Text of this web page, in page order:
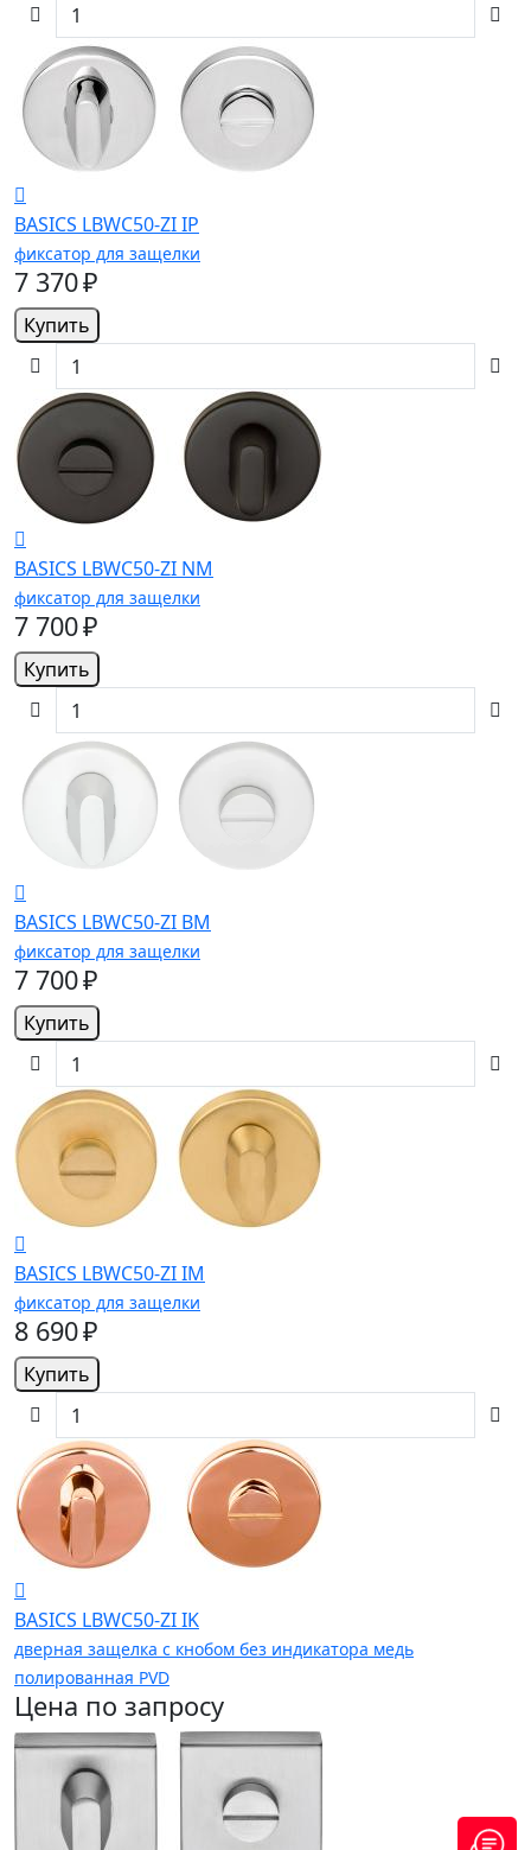
BASICS LBWC50-ZI IP
фиксатор для защелки
7 370 ₽
Купить
BASICS LBWC50-ZI NM
фиксатор для защелки
7 700 ₽
Купить
BASICS LBWC50-ZI BM
фиксатор для защелки
7 700 ₽
Купить
BASICS LBWC50-ZI IM
фиксатор для защелки
8 690 ₽
Купить
BASICS LBWC50-ZI IK
дверная защелка с кнобом без индикатора медь
полированная PVD
Цена по запросу